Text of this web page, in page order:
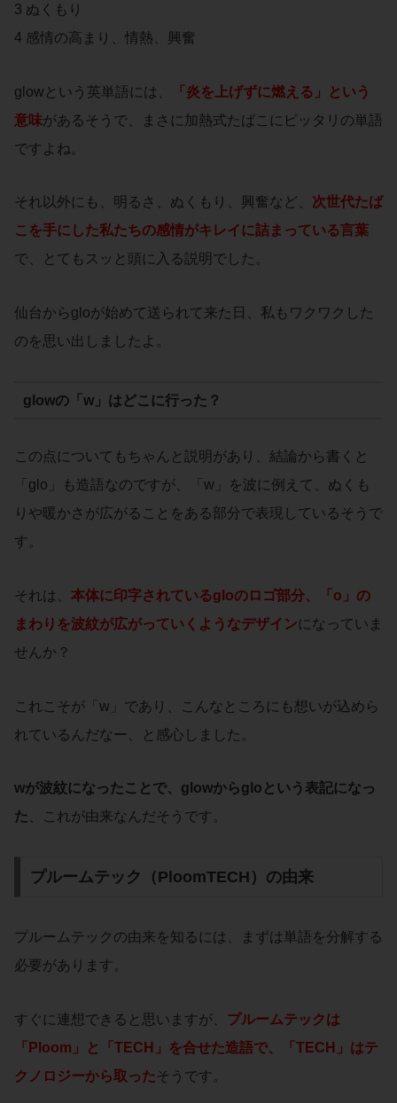
3 ぬくもり
4 感情の高まり、情熱、興奮
glowという英単語には、
「炎を上げずに燃える」という
意味があるそうで、まさに加熱式たばこにピッタリの単語
ですよね。
それ以外にも、明るさ、ぬくもり、興奮など、 次世代たば
こを手にした私たちの感情がキレイに詰まっている言葉
で、とてもスッと頭に入る説明でした。
仙台からgloが始めて送られて来た日、私もワクワクした
のを思い出しましたよ。
glowの「w」はどこに行った？
この点についてもちゃんと説明があり、結論から書くと
「glo」も造語なのですが、「w」を波に例えて、ぬくも
りや暖かさが広がることをある部分で表現しているそうで
す。
それは、 本体に印字されているgloのロゴ部分、「o」の
まわりを波紋が広がっていくようなデザインになっていま
せんか？
これこそが「w」であり、こんなところにも想いが込めら
れているんだなー、と感心しました。
wが波紋になったことで、glowからgloという表記になっ
た 、これが由来なんだそうです。
プルームテック（PloomTECH）の由来
プルームテックの由来を知るには、まずは単語を分解する
必要があります。
すぐに連想できると思いますが、 プルームテックは
「 Ploom 」と「 TECH 」を合せた造語で、「TECH」はテ
クノロジーから取ったそうです。